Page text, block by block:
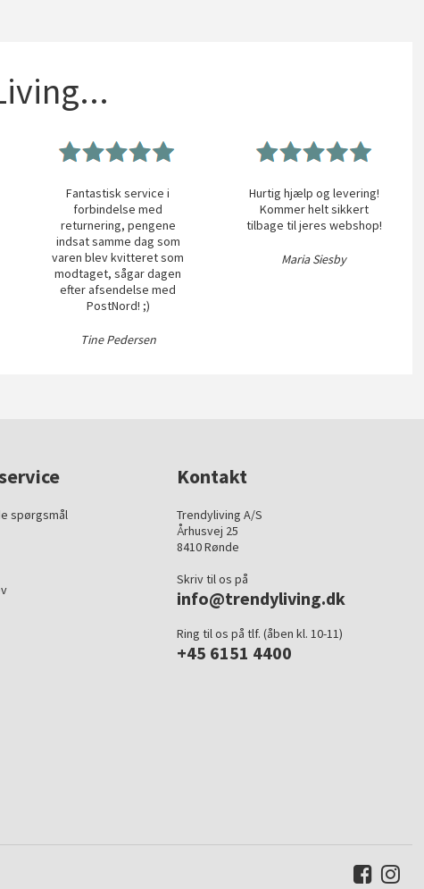
Fantastisk service i
forbindelse med
returnering, pengene
indsat samme dag som
varen blev kvitteret som
modtaget, sågar dagen
efter afsendelse med
PostNord! ;)
Tine Pedersen
Hurtig hjælp og levering!
Kommer helt sikkert
tilbage til jeres webshop!
Maria Siesby
spørgsmål
Kontakt
Trendyliving A/S
Århusvej 25
8410 Rønde
Skriv til os på
info@trendyliving.dk
Ring til os på tlf. (åben kl. 10-11)
+45 6151 4400